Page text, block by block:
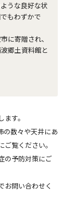
うな良好な状
もわずかで
に寄贈され、
郷土資料館と
す。
の数々や天井にあ
覧ください。
の予防対策にご
お問い合わせく